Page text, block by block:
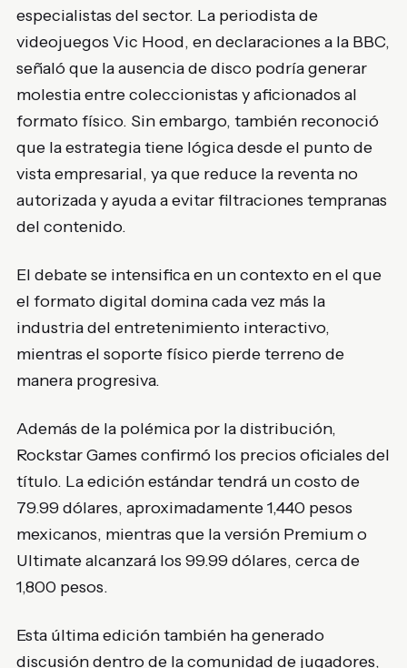
especialistas del sector. La periodista de
videojuegos Vic Hood, en declaraciones a la BBC,
señaló que la ausencia de disco podría generar
molestia entre coleccionistas y aficionados al
formato físico. Sin embargo, también reconoció
que la estrategia tiene lógica desde el punto de
vista empresarial, ya que reduce la reventa no
autorizada y ayuda a evitar filtraciones tempranas
del contenido.
El debate se intensifica en un contexto en el que
el formato digital domina cada vez más la
industria del entretenimiento interactivo,
mientras el soporte físico pierde terreno de
manera progresiva.
Además de la polémica por la distribución,
Rockstar Games confirmó los precios oficiales del
título. La edición estándar tendrá un costo de
79.99 dólares, aproximadamente 1,440 pesos
mexicanos, mientras que la versión Premium o
Ultimate alcanzará los 99.99 dólares, cerca de
1,800 pesos.
Esta última edición también ha generado
discusión dentro de la comunidad de jugadores,